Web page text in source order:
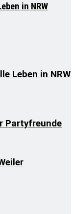
in NRW
Leben in NRW
Partyfreunde